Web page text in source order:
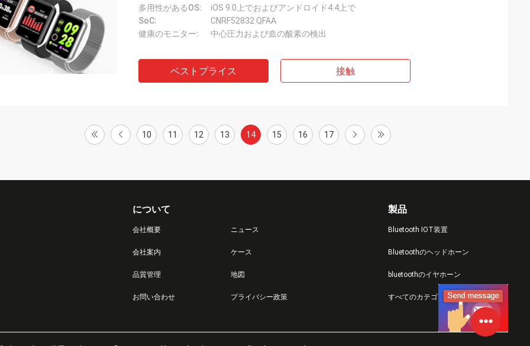
多用性があるOS:
iOS 9.0上でおよびアンドロイド4.4上で
SoC:
CNRF52832 QFAA
健康のモニター:
中心圧力および血の酸素の検出
ベストプライス 接触
10 11 12 13 14 15 16 17
について
会社概要
会社案内
品質管理
お問い合わせ
ニュース
ケース
地図
プライバシー政策
製品
Bluetooth IOT装置
Bluetoothのヘッドホーン
bluetoothのイヤホーン
すべてのカテゴリー